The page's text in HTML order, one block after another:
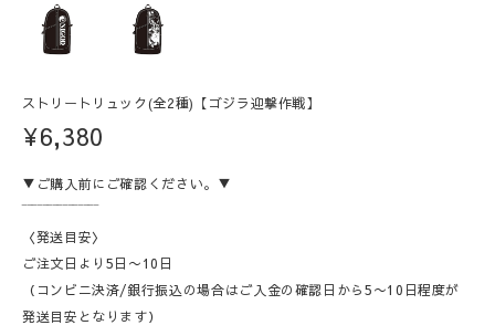
ストリートリュック(全2種)【ゴジラ迎撃作戦】
¥6,380
▼ご購入前にご確認ください。▼
‾‾‾‾‾‾‾‾‾‾‾‾‾‾‾
〈発送目安〉
ご注文日より5日〜10日
（コンビニ決済/銀行振込の場合はご入金の確認日から5〜10日程度が
発送目安となります）